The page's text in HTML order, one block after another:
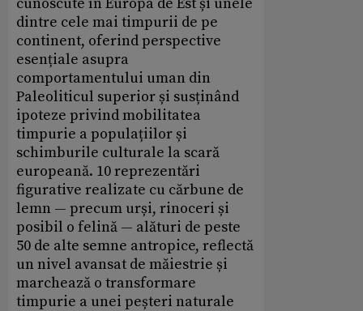
cunoscute în Europa de Est și unele
dintre cele mai timpurii de pe
continent, oferind perspective
esențiale asupra
comportamentului uman din
Paleoliticul superior și susținând
ipoteze privind mobilitatea
timpurie a populațiilor și
schimburile culturale la scară
europeană. 10 reprezentări
figurative realizate cu cărbune de
lemn — precum urși, rinoceri și
posibil o felină — alături de peste
50 de alte semne antropice, reflectă
un nivel avansat de măiestrie și
marchează o transformare
timpurie a unei peșteri naturale